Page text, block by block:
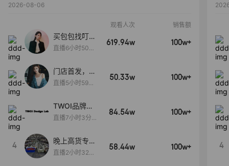
2026-08-06
观看人次 销售额
买包包找叮
当,一折购！
直播6小时50分
619.94w 100w+
门店首发，秋
款大上新！！
直播5小时59分
50.33w 100w+
TWOI品牌直
播间新款上
直播7小时3分5
84.54w 100w+
4
晚上高货专场
大放漏
直播2小时32分
58.44w 100w+ 4